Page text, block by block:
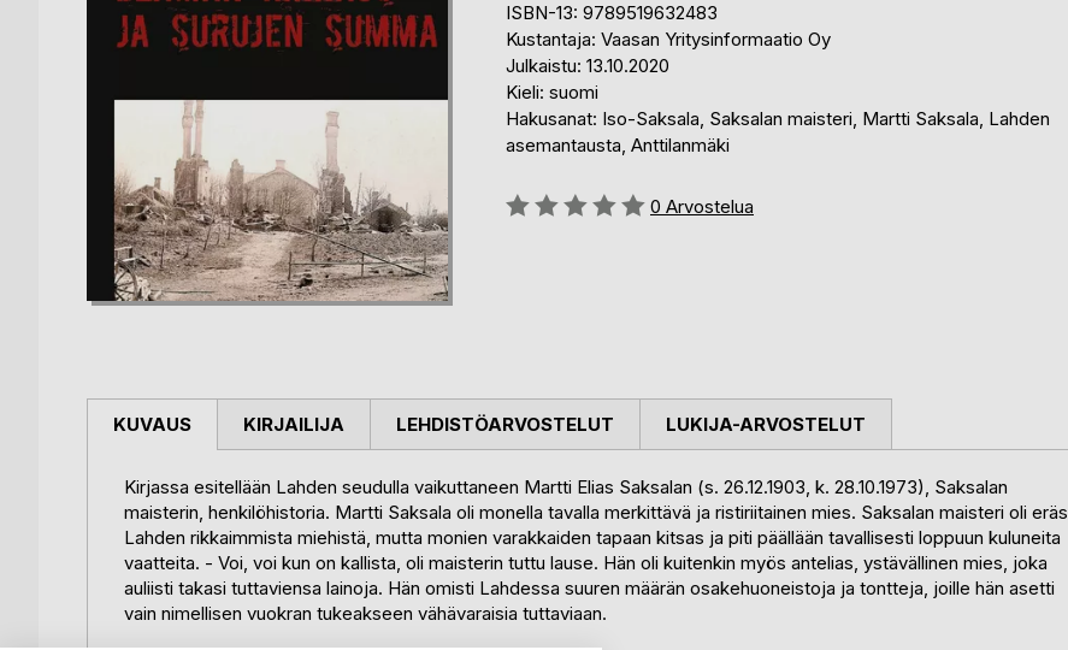
ISBN-13: 9789519632483
Kustantaja: Vaasan Yritysinformaatio Oy
Julkaistu: 13.10.2020
Kieli: suomi
Hakusanat: Iso-Saksala, Saksalan maisteri, Martti Saksala, Lahden
asemantausta, Anttilanmäki
Arvostelu::
0 Arvostelua
KUVAUS
Kirjassa esitellään Lahden seudulla vaikuttaneen Martti Elias Saksalan (s. 26.12.1903, k. 28.10.1973), Saksalan
maisterin, henkilöhistoria. Martti Saksala oli monella tavalla merkittävä ja ristiriitainen mies. Saksalan maisteri oli eräs
Lahden rikkaimmista miehistä, mutta monien varakkaiden tapaan kitsas ja piti päällään tavallisesti loppuun kuluneita
vaatteita. - Voi, voi kun on kallista, oli maisterin tuttu lause. Hän oli kuitenkin myös antelias, ystävällinen mies, joka
auliisti takasi tuttaviensa lainoja. Hän omisti Lahdessa suuren määrän osakehuoneistoja ja tontteja, joille hän asetti
vain nimellisen vuokran tukeakseen vähävaraisia tuttaviaan.
KIRJAILIJA LEHDISTÖARVOSTELUT LUKIJA-ARVOSTELUT